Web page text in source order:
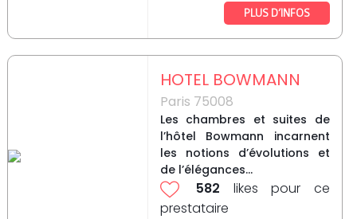
PLUS D’INFOS
HOTEL BOWMANN
Paris 75008
Les chambres et suites de
l’hôtel Bowmann incarnent
les notions d’évolutions et
de l’élégances...
582 likes pour ce
prestataire